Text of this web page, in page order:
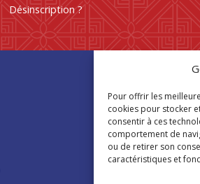
Pour offrir les
cookies pour stocker
consentir à ces
comportement de
ou de retirer son
caractéristiques et
Désinscription ?
Trouver
Où